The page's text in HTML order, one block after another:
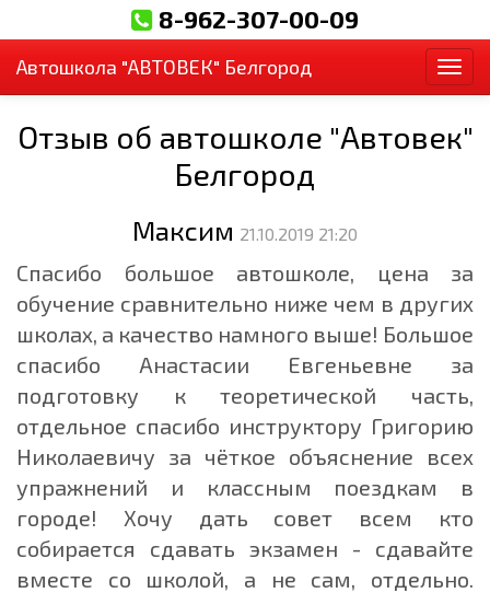
8-962-307-00-09
Автошкола "АВТОВЕК" Белгород
Отзыв об автошколе "Автовек"
Белгород
Максим 21.10.2019 21:20
Спасибо большое автошколе, цена за
обучение сравнительно ниже чем в других
школах, а качество намного выше! Большое
спасибо Анастасии Евгеньевне за
подготовку к теоретической часть,
отдельное спасибо инструктору Григорию
Николаевичу за чёткое объяснение всех
упражнений и классным поездкам в
городе! Хочу дать совет всем кто
собирается сдавать экзамен - сдавайте
вместе со школой, а не сам, отдельно.